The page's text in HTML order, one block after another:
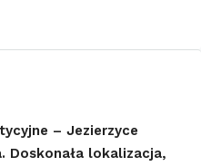
– Jezierzyce
Doskonała lokalizacja,